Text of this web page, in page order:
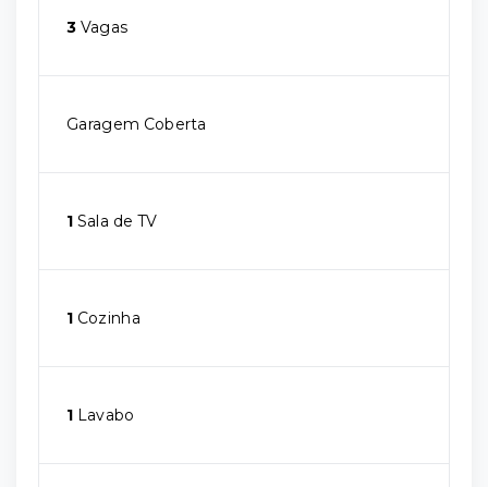
3 Vagas
Garagem Coberta
1 Sala de TV
1 Cozinha
1 Lavabo